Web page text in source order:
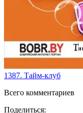
1387. Тайм-клуб
Всего комментариев
Поделиться: